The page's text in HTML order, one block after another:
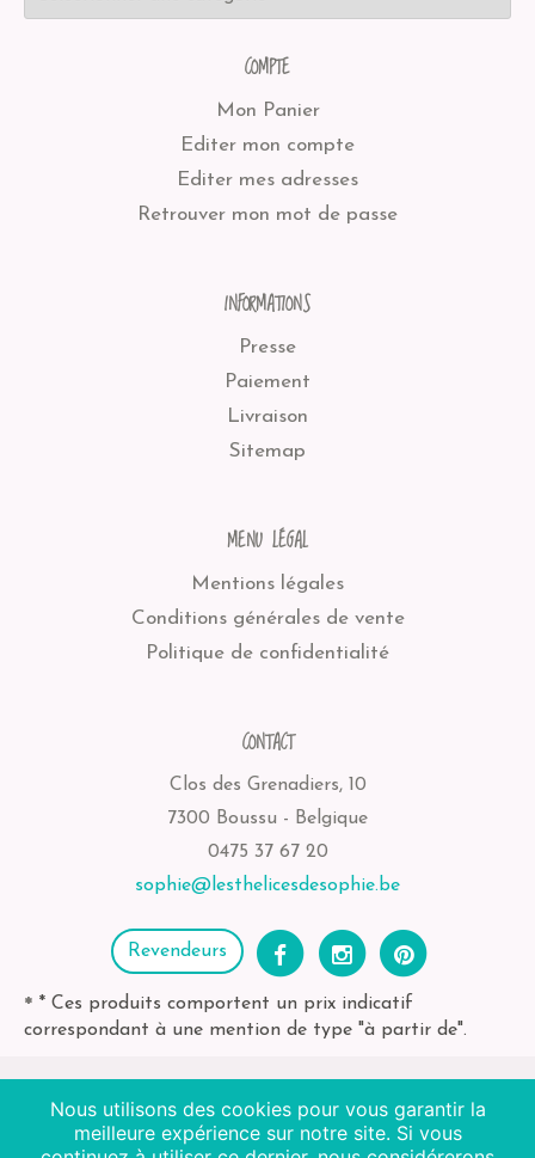
COMPTE
Mon Panier
Editer mon compte
Editer mes adresses
Retrouver mon mot de passe
INFORMATIONS
Presse
Paiement
Livraison
Sitemap
MENU LÉGAL
Mentions légales
Conditions générales de vente
Politique de confidentialité
CONTACT
Clos des Grenadiers, 10
7300 Boussu - Belgique
0475 37 67 20
sophie@lesthelicesdesophie.be
Revendeurs
* * Ces produits comportent un prix indicatif
correspondant à une mention de type "à partir de".
2026 Les Thélices de Sophie | BE-bio-03 Agriculture
Non EU
Nous utilisons des cookies pour vous garantir la
meilleure expérience sur notre site. Si vous